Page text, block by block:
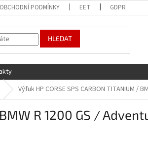
OBCHODNÍ PODMÍNKY EET GDPR
HLEDAT
Výfuk HP CORSE SPS CARBON TITANIUM /
R 1200 GS /